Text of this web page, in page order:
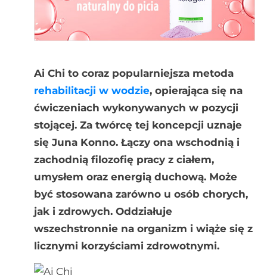
Ai Chi to coraz popularniejsza metoda
rehabilitacji w wodzie, opierająca się na
ćwiczeniach wykonywanych w pozycji
stojącej. Za twórcę tej koncepcji uznaje
się Juna Konno. Łączy ona wschodnią i
zachodnią filozofię pracy z ciałem,
umysłem oraz energią duchową. Może
być stosowana zarówno u osób chorych,
jak i zdrowych. Oddziałuje
wszechstronnie na organizm i wiąże się z
licznymi korzyściami zdrowotnymi.